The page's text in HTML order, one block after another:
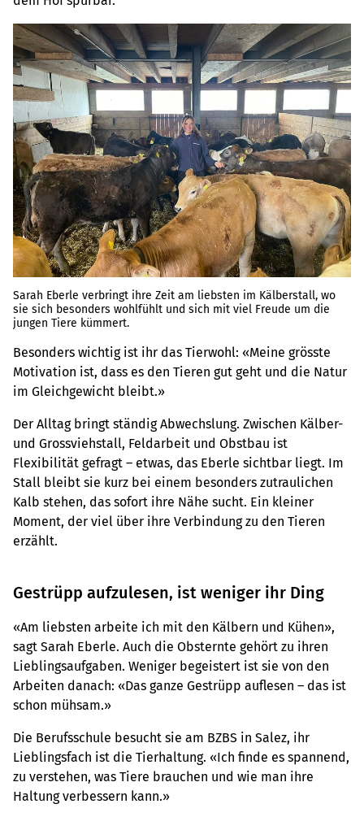
Sarah Eberle verbringt ihre Zeit am liebsten im Kälberstall, wo
sie sich besonders wohlfühlt und sich mit viel Freude um die
jungen Tiere kümmert.
Besonders wichtig ist ihr das Tierwohl: «Meine grösste
Motivation ist, dass es den Tieren gut geht und die Natur
im Gleichgewicht bleibt.»
Der Alltag bringt ständig Abwechslung. Zwischen Kälber-
und Grossviehstall, Feldarbeit und Obstbau ist
Flexibilität gefragt – etwas, das Eberle sichtbar liegt. Im
Stall bleibt sie kurz bei einem besonders zutraulichen
Kalb stehen, das sofort ihre Nähe sucht. Ein kleiner
Moment, der viel über ihre Verbindung zu den Tieren
erzählt.
Gestrüpp aufzulesen, ist weniger ihr Ding
«Am liebsten arbeite ich mit den Kälbern und Kühen»,
sagt Sarah Eberle. Auch die Obsternte gehört zu ihren
Lieblingsaufgaben. Weniger begeistert ist sie von den
Arbeiten danach: «Das ganze Gestrüpp auflesen – das ist
schon mühsam.»
Die Berufsschule besucht sie am BZBS in Salez, ihr
Lieblingsfach ist die Tierhaltung. «Ich finde es spannend,
zu verstehen, was Tiere brauchen und wie man ihre
Haltung verbessern kann.»